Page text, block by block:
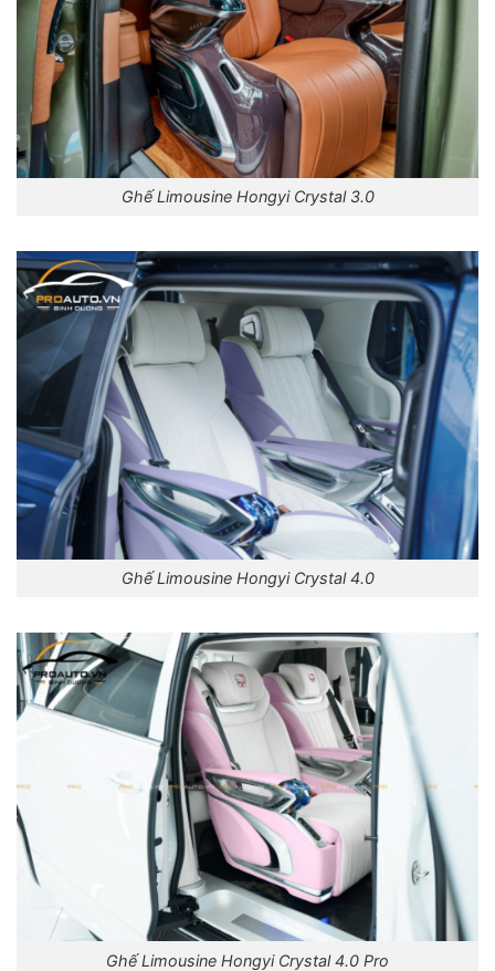
Ghế Limousine Hongyi Crystal 3.0
Ghế Limousine Hongyi Crystal 4.0
Ghế Limousine Hongyi Crystal 4.0 Pro